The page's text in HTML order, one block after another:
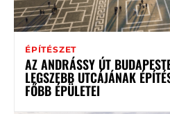
ÉPÍTÉSZET
AZ ANDRÁSSY ÚT
LEGSZEBB UTCÁJÁNAK
FŐBB ÉPÜLETEI